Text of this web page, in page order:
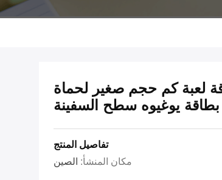
لعبة كم حجم صغير لحماة
بطاقة يوغيوه سطح السفينة
تفاصيل المنتج
مكان المنشأ: الصين